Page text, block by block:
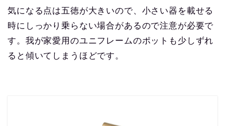
気になる点は五徳が大きいので、小さい器を載せる
時にしっかり乗らない場合があるので注意が必要で
す。我が家愛用のユニフレームのポットも少しずれ
ると傾いてしまうほどです。